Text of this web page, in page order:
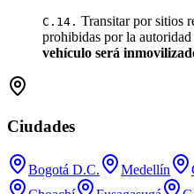
C.14. Transitar por sitios
prohibidas por la autoridad
vehículo será
Ciudades
Bogotá D.C. Medellín